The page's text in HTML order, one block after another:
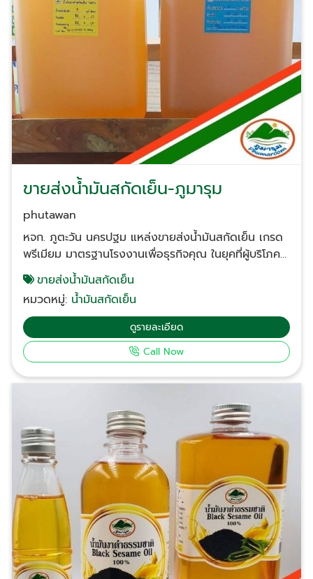
ขายส่งน้ำมันสกัดเย็น-ภูมารุม
phutawan
หจก. ภูตะวัน นครปฐม แหล่งขายส่งน้ำมันสกัดเย็น เกรด
พรีเมียม มาตรฐานโรงงานเพื่อธุรกิจคุณ ในยุคที่ผู้บริโภค
ให้ความสำคัญกับสุขภาพเป็นอันดับหนึ่ง การเลือกวัตถุดิบ
ที่ "บริสุทธิ์" และ "ได้มาตรฐาน" คือหัวใจสำคัญของความ
สำเร็จในธุรกิจอาหาร เสริมความงาม และยา หจก. ภูตะวัน
นครปฐม เราเข้าใจดีว่ากลุ่มลูกค้าองค์กรและโรงงาน
ต้องการมากกว่าแค่สินค้า แต่ต้องการ "พาร์ทเนอร์" ที่ไว้
วางใจได้ในเรื่องคุณภาพและความต่อเนื่องของสต็อก
ธุรกิจของคุณด้วยน้ำมันสกัดเย็นแท้ 100% บริการขายส่ง
น้ำมันสกัดเย็นคุณภาพสูง ตอบโจทย์ทุกกลุ่มอุตสาหกรรม
เราคือผู้เชี่ยวชาญด้านการผลิตและจำหน่าย น้ำมันสกัดเย็น
หลากหลายประเภท อาทิ น้ำมันมะพร้าวสกัดเย็น, น้ำมันงา
ดำ, น้ำมันดาวอินคา และอื่นๆ โดยเน้นกระบวนการผลิตที่ไม่
ผ่านความร้อนสูง เพื่อคงคุณค่าทางสารอาหารและวิตามิน
ไว้อย่างครบถ้วน สินค้าและบริการของเราเหมาะสำหรับ:
โรงงานผลิตอาหารเสริมและเครื่องสำอาง: ที่ต้องการ
วัตถุดิบเกรดพรีเมียม มีเอกสารรับรองมาตรฐาน ธุรกิจ
OEM / รับจ้างผลิต: สำหรับนำไปบรรจุภายใต้แบรนด์ของ
ตัวเอง กลุ่มจัดซื้อโครงการและหน่วยงาน: ที่มองหาแหล่ง
ผลิตจำนวนมากในราคาต้นทุนโรงงาน ผู้ประกอบการ SME:
ขายส่งน้ำมันสกัดเย็น
หมวดหมู่: น้ำมันสกัดเย็น
ดูรายละเอียด
Call Now